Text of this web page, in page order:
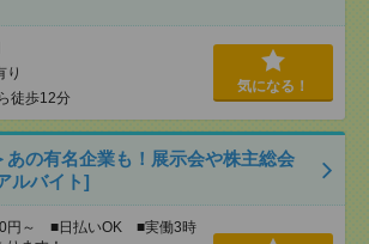
り
徒歩12分
気になる！
あの有名企業も！展示会や株主総会
ルバイト]
円～ ■日払いOK ■実働3時